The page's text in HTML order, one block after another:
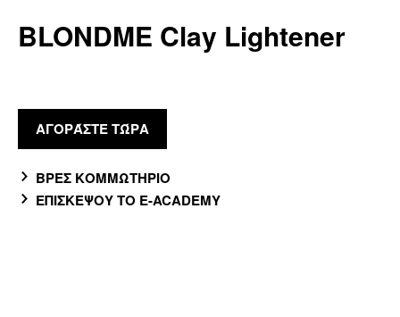
BLONDME Clay Lightener
ΑΓΟΡΆΣΤΕ ΤΏΡΑ
ΒΡΕΣ ΚΟΜΜΩΤΗΡΙΟ
ΕΠΙΣΚΕΨΟΥ ΤΟ E-ACADEMY